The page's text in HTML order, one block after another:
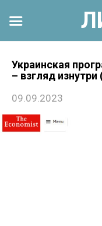
контенту
Украинская
– взгляд
09.09.2023